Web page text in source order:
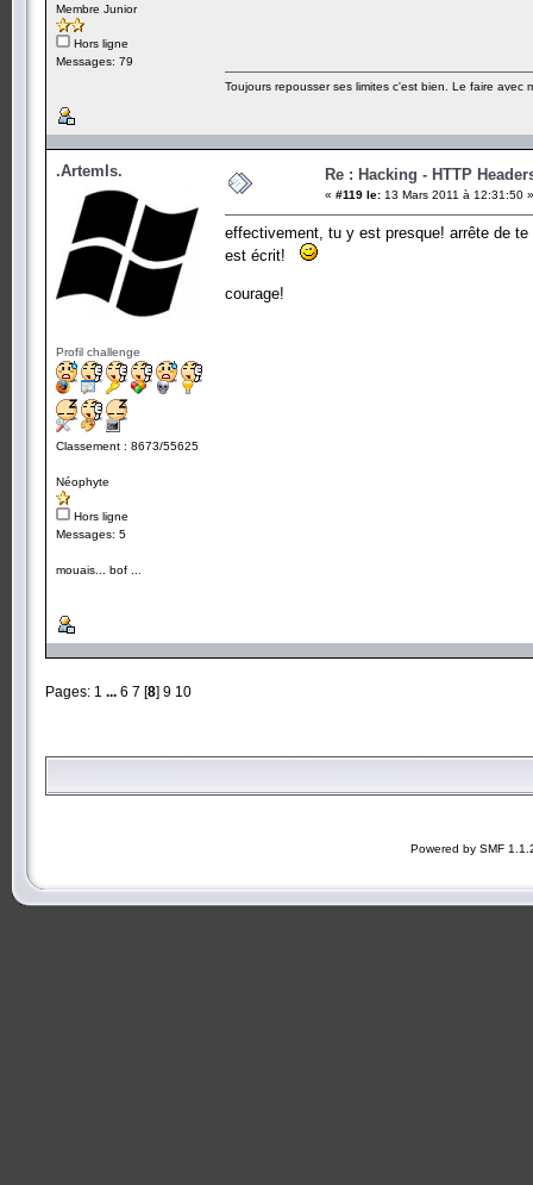
Membre Junior
Hors ligne
Messages: 79
Toujours repousser ses limites c'est bien. Le faire avec
.ArtemIs.
Profil challenge
Classement : 8673/55625
Néophyte
Hors ligne
Messages: 5
mouais... bof ...
Re : Hacking - HTTP
« #119 le: 13 Mars 2011 à 12:31:50 »
effectivement, tu y est presque! arrête de
est écrit!
courage!
Pages: 1 ... 6 7 [8] 9 10
Powered by SMF